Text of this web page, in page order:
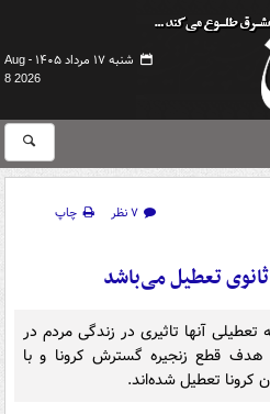
شنبه ۱۷ مرداد ۱۴۰۵ -
Aug
8 2026
۷ نظر
چاپ
تعطیل می‌باشد
آنها تاثیری در زندگی مردم در
با هدف قطع زنجیره گسترش کرونا و با
کرونا تعطیل شده‌اند.